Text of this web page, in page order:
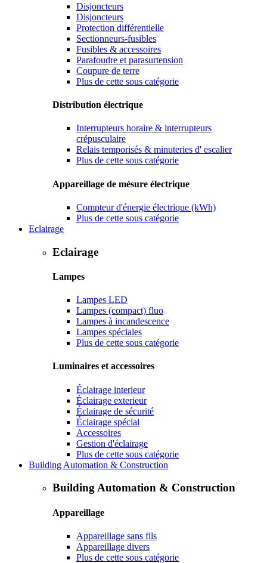
Disjoncteurs
Disjoncteurs
Protection différentielle
Sectionneurs-fusibles
Fusibles & accessoires
Parafoudre et parasurtension
Coupure de terre
Plus de cette sous catégorie
Distribution électrique
Interrupteurs horaire & interrupteurs
crépusculaire
Relais temporisés & minuteries d' escalier
Plus de cette sous catégorie
Appareillage de mésure électrique
Compteur d'énergie électrique (kWh)
Plus de cette sous catégorie
Eclairage
Eclairage
Lampes
Lampes LED
Lampes (compact) fluo
Lampes à incandescence
Lampes spéciales
Plus de cette sous catégorie
Luminaires et accessoires
Éclairage interieur
Éclairage exterieur
Éclairage de sécurité
Éclairage spécial
Accessoires
Gestion d'éclairage
Plus de cette sous catégorie
Building Automation & Construction
Building Automation & Construction
Appareillage
Appareillage sans fils
Appareillage divers
Plus de cette sous catégorie